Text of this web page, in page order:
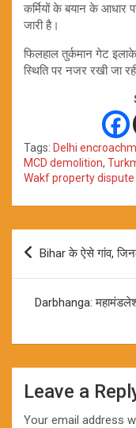
कर्मियों के बयान के
जारी है।
फिलहाल तुर्कमान गेट
स्थिति पर नजर रखी जा
Tags: Delhi
MCD demolition,
Wakf property dispute
Post
navigation
Bihar के ऐसे गांव,
Darbhanga:
Leave a
Your email address